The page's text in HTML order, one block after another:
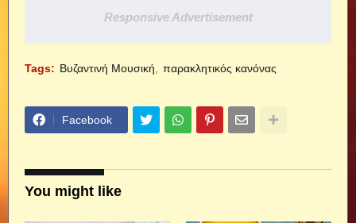
Responsive Advertisement
Tags: Βυζαντινή Μουσική παρακλητικός κανόνας
Facebook
You might like